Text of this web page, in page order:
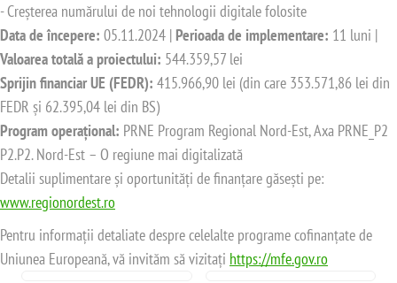
- Creșterea numărului de noi tehnologii digitale folosite
Data de începere: 05.11.2024 | Perioada de implementare: 11 luni |
Valoarea totală a proiectului: 544.359,57 lei
Sprijin financiar UE (FEDR): 415.966,90 lei (din care 353.571,86 lei din
FEDR și 62.395,04 lei din BS)
Program operațional: PRNE Program Regional Nord-Est, Axa PRNE_P2
P2.P2. Nord-Est – O regiune mai digitalizată
Detalii suplimentare și oportunități de finanțare găsești pe:
www.regionordest.ro
Pentru informații detaliate despre celelalte programe cofinanțate de
Uniunea Europeană, vă invităm să vizitați https://mfe.gov.ro